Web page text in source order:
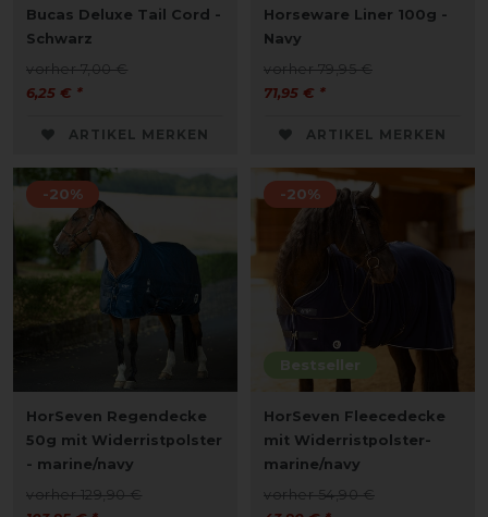
Bucas Deluxe Tail Cord -
Schwarz
vorher 7,00 €
6,25 € *
ARTIKEL MERKEN
Horseware Liner 100g -
Navy
vorher 79,95 €
71,95 € *
ARTIKEL MERKEN
-20%
HorSeven Regendecke
50g mit Widerristpolster
- marine/navy
vorher 129,90 €
Bestseller
-20%
HorSeven Fleecedecke
mit Widerristpolster-
marine/navy
vorher 54,90 €